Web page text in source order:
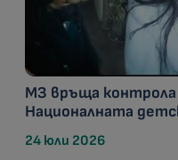
МЗ връща контрола
Националната
24 юли 2026